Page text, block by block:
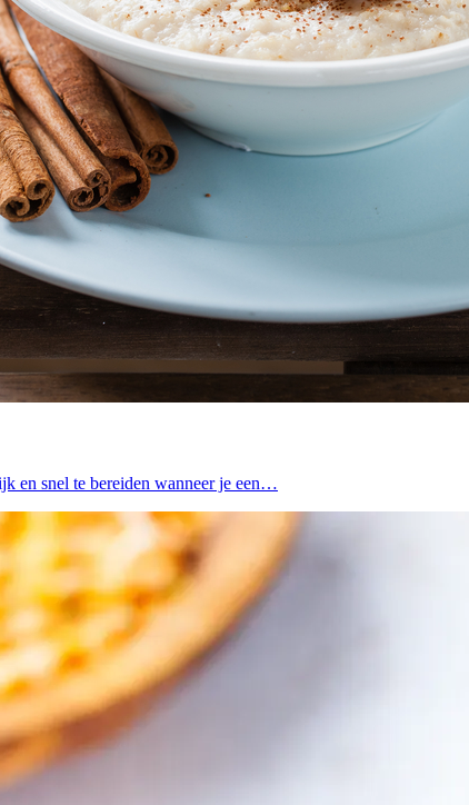
en snel te bereiden wanneer je een…